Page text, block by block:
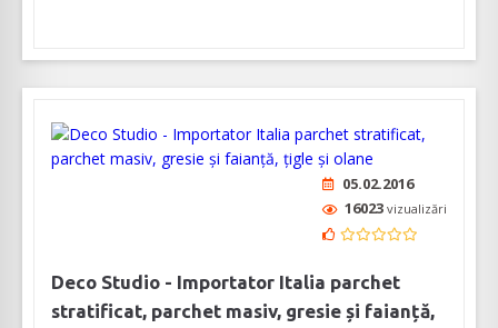
05.02.2016
16023 vizualizări
Deco Studio - Importator Italia parchet
stratificat, parchet masiv, gresie și faianță,